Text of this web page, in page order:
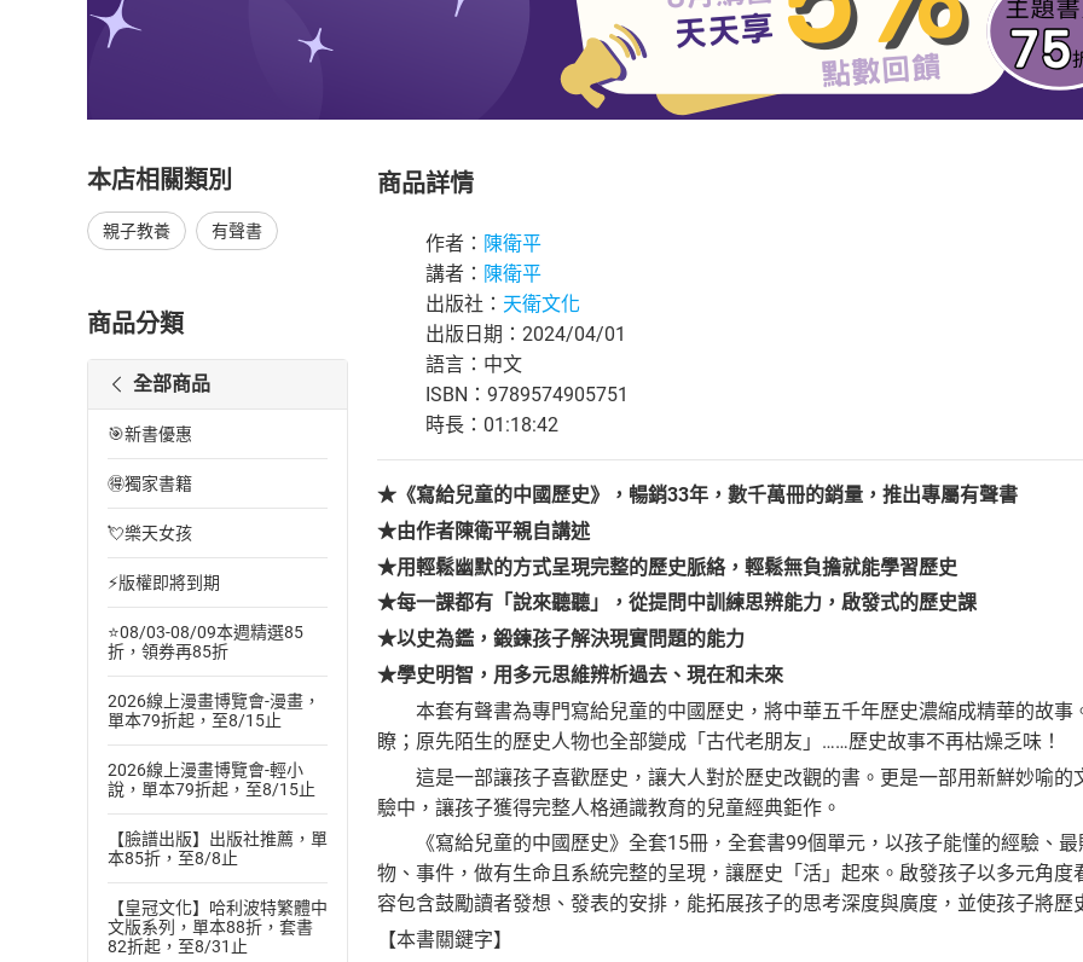
本店相關類別
親子教養 有聲書
商品分類
全部商品
🎯新書優惠
🉐獨家書籍
💘樂天女孩
⚡版權即將到期
⭐08/03-08/09本週精選85
折，領券再85折
2026線上漫畫博覽會-漫畫，
單本79折起，至8/15止
2026線上漫畫博覽會-輕小
說，單本79折起，至8/15止
【臉譜出版】出版社推薦，單
本85折，至8/8止
【皇冠文化】哈利波特繁體中
文版系列，單本88折，套書
82折起，至8/31止
商品詳情
作者： 陳衛平
講者： 陳衛平
出版社： 天衛文化
出版日期：2024/04/01
語言：中文
ISBN：9789574905751
時長：01:18:42
★《寫給兒童的中國歷史》，暢銷33年，數千萬冊的銷量，推出專屬有聲書
★由作者陳衛平親自講述
★用輕鬆幽默的方式呈現完整的歷史脈絡，輕鬆無負擔就能學習歷史
★每一課都有「說來聽聽」，從提問中訓練思辨能力，啟發式的歷史課
★以史為鑑，鍛鍊孩子解決現實問題的能力
★學史明智，用多元思維辨析過去、現在和未來
本套有聲書為專門寫給兒童的中國歷史，將中華五千年歷史濃縮成精華的故事
瞭；原先陌生的歷史人物也全部變成「古代老朋友」……歷史故事不再枯燥乏味！
這是一部讓孩子喜歡歷史，讓大人對於歷史改觀的書。更是一部用新鮮妙喻的
驗中，讓孩子獲得完整人格通識教育的兒童經典鉅作。
《寫給兒童的中國歷史》全套15冊，全套書99個單元，以孩子能懂的經驗、最
物、事件，做有生命且系統完整的呈現，讓歷史「活」起來。啟發孩子以多元角
容包含鼓勵讀者發想、發表的安排，能拓展孩子的思考深度與廣度，並使孩子將歷
【本書關鍵字】